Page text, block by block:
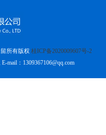
所有版权 桂ICP备2020009607号-2
mail：1309367106@qq.com